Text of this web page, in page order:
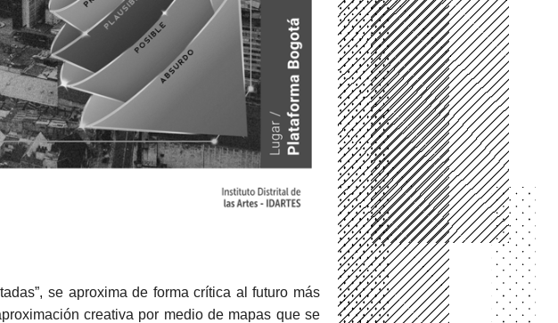
se aproxima de forma crítica al futuro más
creativa por medio de mapas que se